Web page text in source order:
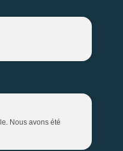
Nous avons été